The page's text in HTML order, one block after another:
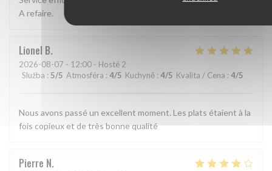
A refaire.
Lionel B
2026-08-07 - 12:00 - Hosté 2
Služba : 5/5 Atmosféra : 4/5 Kuchyně : 4/5 Kvalita / Cena : 4/5
Nous avons passé un excellent moment. Les plats étaient à la
fois copieux et de très bonne qualité
Pierre N